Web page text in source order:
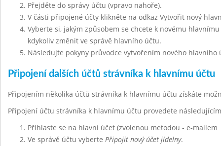
Přejděte do správy účtu (vpravo nahoře).
V části připojené účty klikněte na odkaz Vytvořit nový
Vyberte si, jakým způsobem se chcete k novému
kdykoliv změnit ve správě hlavního účtu.
Následujte pokyny průvodce vytvořením nového hlavního
Připojení dalších účtů strávníka k hlavnímu účtu
Připojením několika účtů strávníka k hlavnímu účtu získáte
Připojení účtu strávníka k hlavnímu účtu provedete
Přihlaste se na hlavní účet (zvolenou metodou - e-mailem
Ve správě účtu vyberte Připojit nový účet jídelny.